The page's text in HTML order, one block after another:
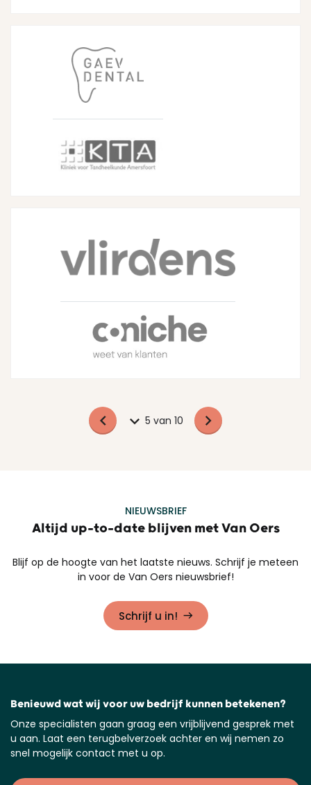
5 van 10
NIEUWSBRIEF
Altijd up-to-date blijven met Van Oers
Blijf op de hoogte van het laatste nieuws. Schrijf je meteen
in voor de Van Oers nieuwsbrief!
Schrijf u in!
Benieuwd wat wij voor uw bedrijf kunnen betekenen?
Onze specialisten gaan graag een vrijblijvend gesprek met
u aan. Laat een terugbelverzoek achter en wij nemen zo
snel mogelijk contact met u op.